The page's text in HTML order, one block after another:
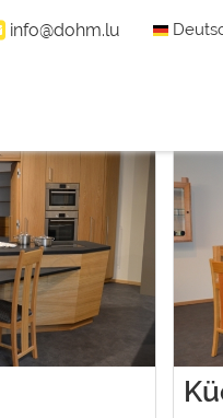
info@dohm.lu